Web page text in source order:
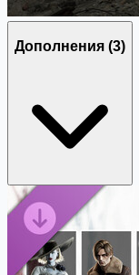
Дополнения (3)